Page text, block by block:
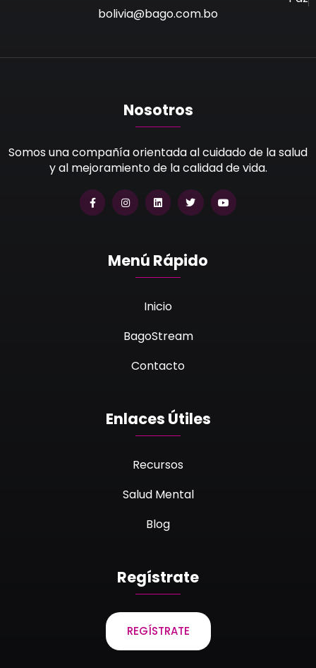
bolivia@bago.com.bo
Nosotros
Somos una compañía orientada al cuidado de la salud
y al mejoramiento de la calidad de vida.
Menú Rápido
Inicio
BagoStream
Contacto
Enlaces Útiles
Recursos
Salud Mental
Blog
Regístrate
REGÍSTRATE